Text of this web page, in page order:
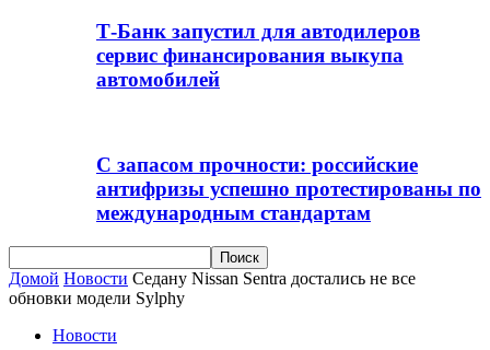
Т-Банк запустил для автодилеров
сервис финансирования выкупа
автомобилей
С запасом прочности: российские
антифризы успешно протестированы по
международным стандартам
Домой Новости Седану Nissan Sentra достались не все
обновки модели Sylphy
Новости